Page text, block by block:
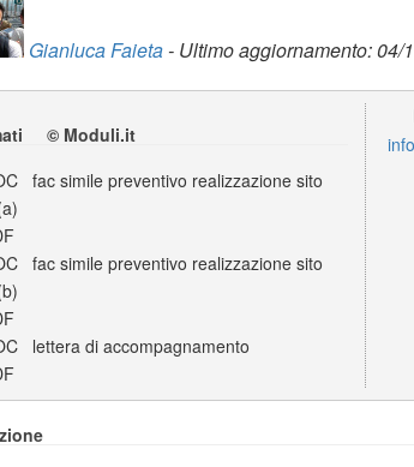
Gianluca Faieta- Ultimo aggiornamento: 04/
© Moduli.it
fac simile preventivo realizzazione sito
fac simile preventivo realizzazione sito
lettera di accompagnamento